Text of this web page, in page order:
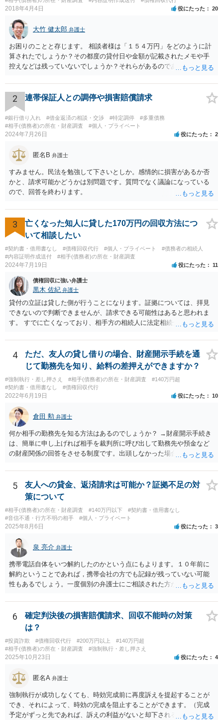
2018年4月4日 役にたった 20
大竹 健太郎 弁護士
お困りのことと存じます。 相談者様は「１５４万円」をどのように計
算されたでしょうか？その都度の貸付日や金額が記載されたメモや手
控えなどは残っていないでしょうか？それらがあるのであればメール
です。 彼の住所については住民票上の住所であれば調査することは可
能です。 弁護士に依頼した際の費用にいては現在弁護士費用が自由化
されており法律事務所によって異なりますので、あくまで目安となり
ますが、交渉を依頼すると①着手金が請求額×8％or10万円の高い方、
②成功報酬が16％、③実費というところでしょうか。法律事務所によ
っては別途日当を請求するところもあると思います。 勝訴の見込みや
お伺いできればお伝えさせていただきますので、宜しければ、個別に
2 連帯保証人との調停や損害賠償請求
#銀行借り入れ #借金返済の相談・交渉 #特定調停
#多重債務
#相手(債務者)の所在・財産調査
#個人・プライベート
2024年7月26日 役にたった 2
匿名B 弁護士
すみません。民法を勉強して下さいとしか。感情的に損害があるか否
かと、請求可能かどうかは別問題です。質問でなく議論になっている
ので、回答を終わります。
3
亡くなった知人に貸した170万円の回収方法につ
いて相談したい
#契約書・借用書なし #債権回収代行 #個人・プライベート
#債務者の相続人
#内容証明作成送付
#相手(債務者)の所在・財産調査
2024年7月19日 役にたった 11
債権回収に強い弁護士
黒木 佐紀 弁護士
貸付の立証は貸した側が行うことになります。証拠については、拝見
できないので判断できませんが、請求できる可能性はあると思われま
す。 すでに亡くなっており、相手方の相続人に法定相続分に応じて請
が難しくなります。 お早めに相続人に請求していくか、それが難しい
場合は、弁護士に相談されるのがよろしいかと思います。
4
ただ、友人の貸し借りの場合、財産開示手続を通
じて勤務先を知り、給料の差押えができますか？
#強制執行・差し押さえ #相手(債務者)の所在・財産調査
#140万円超
#契約書・借用書なし
#債権回収代行
2022年6月19日 役にたった 10
倉田 勲 弁護士
何か相手の勤務先を知る方法はあるのでしょうか？ →財産開示手続き
は、簡単に申し上げれば相手を裁判所に呼び出して勤務先や預金など
の財産関係の回答をさせる制度です。出頭しなかった場合や虚偽の回
で相手を呼び出して回答させることで勤務先を知ることができます。
財産開示手続きは確定判決があれば可能ですので、ご指摘のような請
求権がなければ利用できない制度というわけではありません。そのよ
うな請求権がないと利用できないのは第三者に対する情報取得手続き
というものです。
5
友人への貸金、返済請求は可能か？証拠不足の対
策について
#相手(債務者)の所在・財産調査 #140万円以下
#契約書・借用書なし
#音信不通・行方不明の相手
#個人・プライベート
2025年8月6日 役にたった 3
泉 亮介 弁護士
携帯電話自体をいつ解約したのかという点にもよります。１０年前に
解約ということであれば，携帯会社の方でも記録が残っていない可能
性もあるでしょう。一度個別の弁護士にご相談された方が良いかと思
6
確定判決後の損害賠償請求、回収不能時の対策
は？
#投資詐欺 #債権回収代行 #200万円以上
#140万円超
#相手(債務者)の所在・財産調査
#強制執行・差し押さえ
2025年10月23日 役にたった 4
匿名A 弁護士
強制執行が成功しなくても、時効完成前に再度訴えを提起することが
でき、それによって、時効の完成を阻止することができます。（完成
予定がずっと先であれば、訴えの利益がないと却下されるので、その